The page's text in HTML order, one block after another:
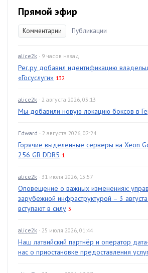
Прямой эфир
Комментарии Публикации
alice2k · 9 часов назад
Рег.ру добавил идентификацию
«Госуслуги» 132
alice2k · 2 августа 2026, 03:13
Мы добавили новую локацию боксов в
Edward · 2 августа 2026, 02:24
Горячие выделенные серверы на Xeon
256 GB DDR5 1
alice2k · 31 июля 2026, 15:57
Оповещение о важных изменениях:
зарубежной инфраструктурой – 3
вступают в силу 3
alice2k · 25 июля 2026, 01:44
Наш латвийский партнёр и оператор
нас о приостановке предоставления